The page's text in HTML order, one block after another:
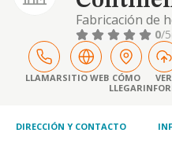
Fabricación de
metálica de
0/5
LLAMARSITIO WEB CÓMO
LLEGAR
VER
DIRECCIÓN Y CONTACTO